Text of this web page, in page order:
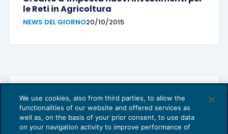
le Reti in Agricoltura
NEWS DEL GIORNO20/10/2015
Approvato il disegno di legge Stabilità
2016
NEWS DEL GIORNO20/10/2015
We use cookies, also from third parties, to allow the
functionalities of our website and offered services as
well as, on the basis of your prior consent, to use data
on your navigation activity to improve performance of